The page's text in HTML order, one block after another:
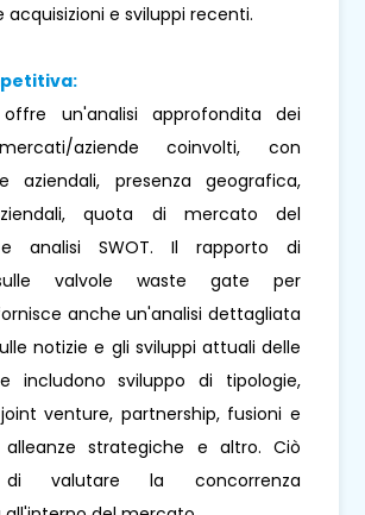
acquisizioni e sviluppi recenti.
un'analisi approfondita dei
aziende coinvolti, con
aziendali, presenza geografica,
quota di mercato del
analisi SWOT. Il rapporto di
valvole waste gate per
anche un'analisi dettagliata
notizie e gli sviluppi attuali delle
includono sviluppo di tipologie,
venture, partnership, fusioni e
alleanze strategiche e altro. Ciò
di valutare la concorrenza